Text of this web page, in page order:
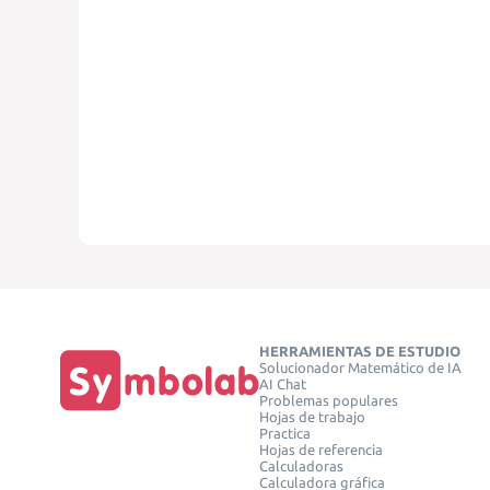
HERRAMIENTAS DE ESTUDIO
Solucionador Matemático de IA
AI Chat
Problemas populares
Hojas de trabajo
Practica
Hojas de referencia
Calculadoras
Calculadora gráfica